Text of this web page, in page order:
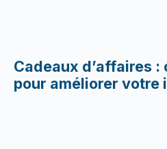
Cadeaux d’affaires
pour améliorer votre